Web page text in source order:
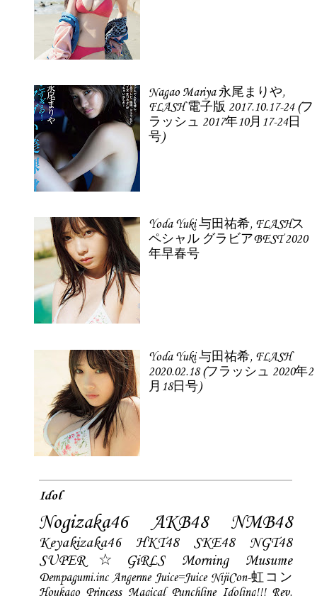
Nagao Mariya 永尾まりや,
FLASH 電子版 2017.10.17-24 (フ
ラッシュ 2017年10月17-24日
号)
Yoda Yuki 与田祐希, FLASHス
ペシャル グラビアBEST 2020
年早春号
Yoda Yuki 与田祐希, FLASH
2020.02.18 (フラッシュ 2020年2
月18日号)
Idol
Nogizaka46 AKB48 NMB48
Keyakizaka46 HKT48 SKE48
NGT48
SUPER☆GiRLS
Morning Musume
Dempagumi.inc Angerme Juice=Juice NijiCon-虹コン
Houkago Princess Magical Punchline Idoling!!! Rev.